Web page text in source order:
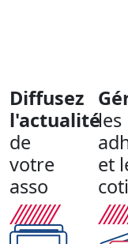
Diffusez
l'actualité
de
votre
asso
les
et